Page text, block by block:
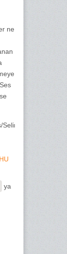
ne
...678799?
ya